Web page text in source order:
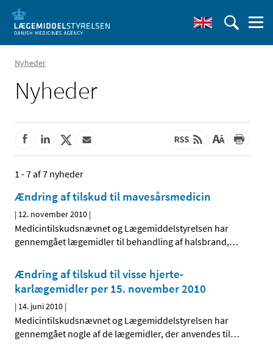
Nyheder
Nyheder
1 - 7 af 7 nyheder
Ændring af tilskud til mavesårsmedicin
| 12. november 2010 |
Medicintilskudsnævnet og Lægemiddelstyrelsen har
gennemgået lægemidler til behandling af halsbrand,…
Ændring af tilskud til visse hjerte-
karlægemidler per 15. november 2010
| 14. juni 2010 |
Medicintilskudsnævnet og Lægemiddelstyrelsen har
gennemgået nogle af de lægemidler, der anvendes til…